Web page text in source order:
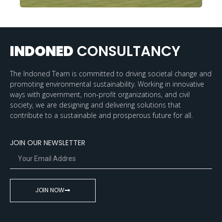
INDONED CONSULTANCY
The Indoned Team is committed to driving societal change and
promoting environmental sustainability. Working in innovative
ways with government, non-profit organizations, and civil
society, we are designing and delivering solutions that
contribute to a sustainable and prosperous future for all.
JOIN OUR NEWSLETTER
JOIN NOW